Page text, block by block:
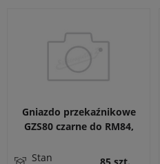
Gniazdo przekaźnikowe
GZS80 czarne do RM84,
Stan